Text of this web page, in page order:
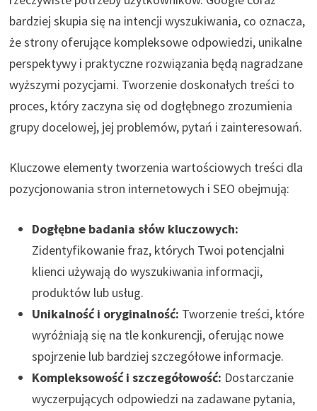
bardziej skupia się na intencji wyszukiwania, co oznacza,
że strony oferujące kompleksowe odpowiedzi, unikalne
perspektywy i praktyczne rozwiązania będą nagradzane
wyższymi pozycjami. Tworzenie doskonałych treści to
proces, który zaczyna się od dogłębnego zrozumienia
grupy docelowej, jej problemów, pytań i zainteresowań.
Kluczowe elementy tworzenia wartościowych treści dla
pozycjonowania stron internetowych i SEO obejmują:
Dogłębne badania słów kluczowych:
Zidentyfikowanie fraz, których Twoi potencjalni
klienci używają do wyszukiwania informacji,
produktów lub usług.
Unikalność i oryginalność: Tworzenie treści, które
wyróżniają się na tle konkurencji, oferując nowe
spojrzenie lub bardziej szczegółowe informacje.
Kompleksowość i szczegółowość: Dostarczanie
wyczerpujących odpowiedzi na zadawane pytania,